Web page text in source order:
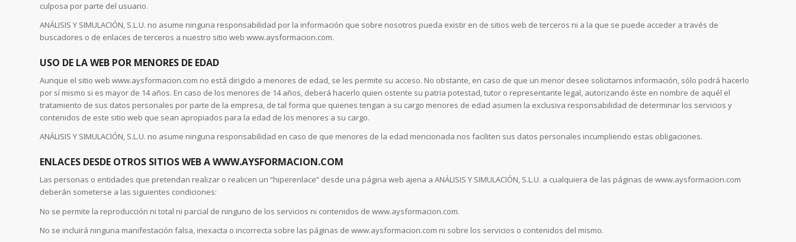
culposa por parte del usuario.
ANÁLISIS Y SIMULACIÓN, S.L.U. no asume ninguna responsabilidad por la información que sobre nosotros pueda existir en de sitios web de terceros ni a la que se puede acceder a través de
buscadores o de enlaces de terceros a nuestro sitio web www.aysformacion.com.
USO DE LA WEB POR MENORES DE EDAD
Aunque el sitio web www.aysformacion.com no está dirigido a menores de edad, se les permite su acceso. No obstante, en caso de que un menor desee solicitarnos información, sólo podrá hacerlo
por sí mismo si es mayor de 14 años. En caso de los menores de 14 años, deberá hacerlo quien ostente su patria potestad, tutor o representante legal, autorizando éste en nombre de aquél el
tratamiento de sus datos personales por parte de la empresa, de tal forma que quienes tengan a su cargo menores de edad asumen la exclusiva responsabilidad de determinar los servicios y
contenidos de este sitio web que sean apropiados para la edad de los menores a su cargo.
ANÁLISIS Y SIMULACIÓN, S.L.U. no asume ninguna responsabilidad en caso de que menores de la edad mencionada nos faciliten sus datos personales incumpliendo estas obligaciones.
ENLACES DESDE OTROS SITIOS WEB A WWW.AYSFORMACION.COM
Las personas o entidades que pretendan realizar o realicen un “hiperenlace” desde una página web ajena a ANÁLISIS Y SIMULACIÓN, S.L.U. a cualquiera de las páginas de www.aysformacion.com
deberán someterse a las siguientes condiciones:
No se permite la reproducción ni total ni parcial de ninguno de los servicios ni contenidos de www.aysformacion.com.
No se incluirá ninguna manifestación falsa, inexacta o incorrecta sobre las páginas de www.aysformacion.com ni sobre los servicios o contenidos del mismo.